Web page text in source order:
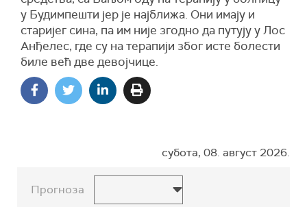
у Будимпешти јер је најближа. Они имају и
старијег сина, па им није згодно да путују у Лос
Анђелес, где су на терапији због исте болести
биле већ две девојчице.
субота, 08. август 2026.
Прогноза